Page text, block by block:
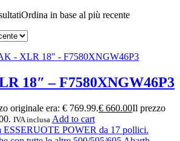
Ordina in base al più recente
18″ – F7580XNGW46P3
originale era: € 769.99.€ 660.00Il prezzo
IVA inclusa Add to cart